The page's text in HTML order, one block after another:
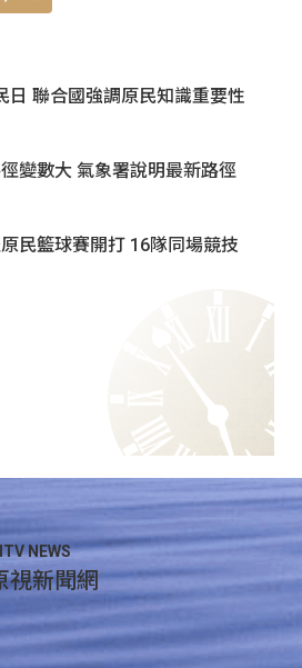
日 聯合國強調原民知識重要性
變數大 氣象署說明最新路徑
民籃球賽開打 16隊同場競技
NEWS
視新聞網